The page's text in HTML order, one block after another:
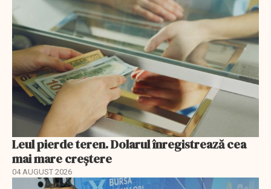
Leul pierde teren. Dolarul înregistrează cea
mai mare creștere
04 AUGUST 2026